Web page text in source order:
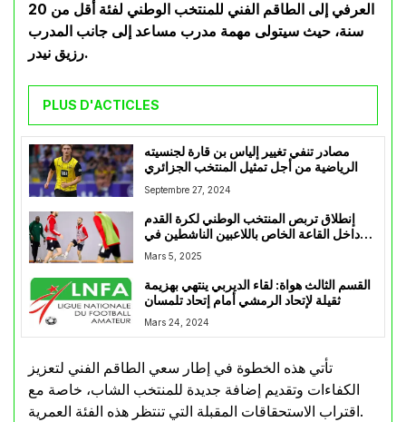
العرفي إلى الطاقم الفني للمنتخب الوطني لفئة أقل من 20
سنة، حيث سيتولى مهمة مدرب مساعد إلى جانب المدرب
رزيق نيدر.
PLUS D'ACTICLES
مصادر تنفي تغيير إلياس بن قارة لجنسيته
الرياضية من أجل تمثيل المنتخب الجزائري
Septembre 27, 2024
إنطلاق تربص المنتخب الوطني لكرة القدم
داخل القاعة الخاص باللاعبين الناشطين في
البطولة المحلية
Mars 5, 2025
القسم الثالث هواة: لقاء الديربي ينتهي بهزيمة
ثقيلة لإتحاد الرمشي أمام إتحاد تلمسان
Mars 24, 2024
تأتي هذه الخطوة في إطار سعي الطاقم الفني لتعزيز
الكفاءات وتقديم إضافة جديدة للمنتخب الشاب، خاصة مع
اقتراب الاستحقاقات المقبلة التي تنتظر هذه الفئة العمرية.